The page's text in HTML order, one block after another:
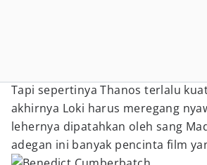
Tapi sepertinya Thanos terlalu
akhirnya Loki harus meregang
lehernya dipatahkan oleh sang
adegan ini banyak pencinta film